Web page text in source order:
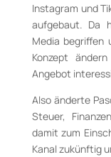
Instagram und
aufgebaut. Da
Media begriffen
Konzept
Angebot
Also änderte
Steuer,
damit zum
Kanal zukünftig